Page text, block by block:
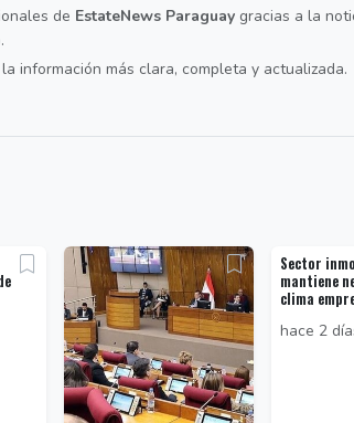
de EstateNews Paraguay gracias a la
.
información más clara, completa y actualizada.
Sector
mantiene
clima
hace 2